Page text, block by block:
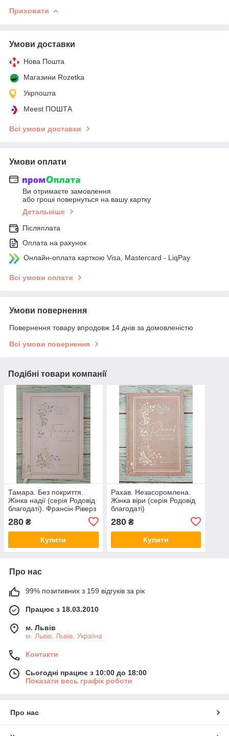
Приховати
Умови доставки
Нова Пошта
Магазини Rozetka
Укрпошта
Meest ПОШТА
Всі умови доставки
Умови оплати
Ви отримаєте замовлення
або гроші повернуться на вашу картку
Детальніше
Післяплата
Оплата на рахунок
Онлайн-оплата карткою Visa, Mastercard - LiqPay
Всі умови оплати
Умови повернення
Повернення товару впродовж 14 днів за домовленістю
Всі умови повернення
Подібні товари компанії
Тамара. Без покриття.
Жінка надії (серія Родовід
благодаті). Франсін Ріверз
280 ₴
Купити
Рахав. Незасоромлена.
Жінка віри (серія Родовід
благодаті)
280₴
Купити
Про нас
99% позитивних з 159 відгуків за рік
Працює з 18.03.2010
м. Львів
м. Львів, Львів, Україна
Контакти
Сьогодні працює з 10:00 до 18:00
Показати весь графік роботи
Про нас